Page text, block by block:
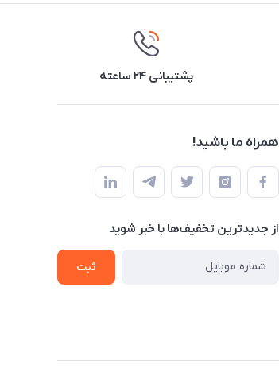
پشتیبانی ۲۴ ساعته
همراه ما باشید!
از جدید‌ترین تخفیف‌ها با‌ خبر شوید
ثبت